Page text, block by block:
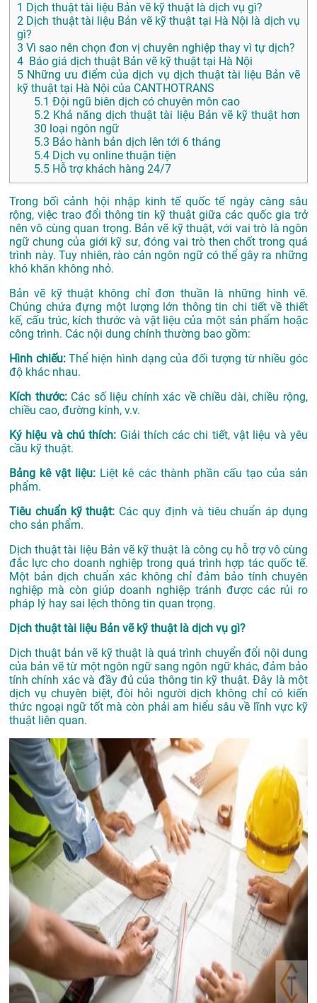
1 Dịch thuật tài liệu Bản vẽ kỹ thuật là dịch vụ gì?
2 Dịch thuật tài liệu Bản vẽ kỹ thuật tại Hà Nội là dịch vụ
gì?
3 Vì sao nên chọn đơn vị chuyên nghiệp thay vì tự dịch?
4 Báo giá dịch thuật Bản vẽ kỹ thuật tại Hà Nội
5 Những ưu điểm của dịch vụ dịch thuật tài liệu Bản vẽ
kỹ thuật tại Hà Nội của CANTHOTRANS
5.1 Đội ngũ biên dịch có chuyên môn cao
5.2 Khả năng dịch thuật tài liệu Bản vẽ kỹ thuật hơn
30 loại ngôn ngữ
5.3 Bảo hành bản dịch lên tới 6 tháng
5.4 Dịch vụ online thuận tiện
5.5 Hỗ trợ khách hàng 24/7
Trong bối cảnh hội nhập kinh tế quốc tế ngày càng sâu
rộng, việc trao đổi thông tin kỹ thuật giữa các quốc gia trở
nên vô cùng quan trọng. Bản vẽ kỹ thuật, với vai trò là ngôn
ngữ chung của giới kỹ sư, đóng vai trò then chốt trong quá
trình này. Tuy nhiên, rào cản ngôn ngữ có thể gây ra những
khó khăn không nhỏ.
Bản vẽ kỹ thuật không chỉ đơn thuần là những hình vẽ.
Chúng chứa đựng một lượng lớn thông tin chi tiết về thiết
kế, cấu trúc, kích thước và vật liệu của một sản phẩm hoặc
công trình. Các nội dung chính thường bao gồm:
Hình chiếu:Thể hiện hình dạng của đối tượng từ nhiều góc
độ khác nhau.
Kích thước:Các số liệu chính xác về chiều dài, chiều rộng,
chiều cao, đường kính, v.v.
Ký hiệu và chú thích: Giải thích các chi tiết, vật liệu và yêu
cầu kỹ thuật.
Bảng kê vật liệu: Liệt kê các thành phần cấu tạo của sản
phẩm.
Tiêu chuẩn kỹ thuật: Các quy định và tiêu chuẩn áp dụng
cho sản phẩm.
Dịch thuật tài liệu Bản vẽ kỹ thuật là công cụ hỗ trợ vô cùng
đắc lực cho doanh nghiệp trong quá trình hợp tác quốc tế.
Một bản dịch chuẩn xác không chỉ đảm bảo tính chuyên
nghiệp mà còn giúp doanh nghiệp tránh được các rủi ro
pháp lý hay sai lệch thông tin quan trọng.
Dịch thuật tài liệu Bản vẽ kỹ thuật là dịch vụ gì?
Dịch thuật bản vẽ kỹ thuật là quá trình chuyển đổi nội dung
của bản vẽ từ một ngôn ngữ sang ngôn ngữ khác, đảm bảo
tính chính xác và đầy đủ của thông tin kỹ thuật. Đây là một
dịch vụ chuyên biệt, đòi hỏi người dịch không chỉ có kiến
thức ngoại ngữ tốt mà còn phải am hiểu sâu về lĩnh vực kỹ
thuật liên quan.